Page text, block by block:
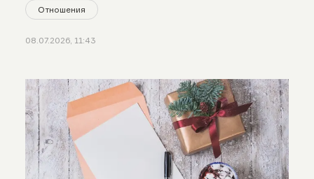
Отношения
08.07.2026, 11:43